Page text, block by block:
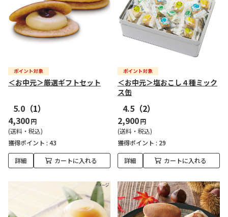
＜お中元＞厳選ギフトセット
5.0 （1）
4,300円
(送料・税込)
獲得ポイント : 43
詳細 カートに入れる
＜お中元＞塩おこし４種ミック
ス缶
4.5 （2）
2,900円
(送料・税込)
獲得ポイント : 29
詳細 カートに入れる